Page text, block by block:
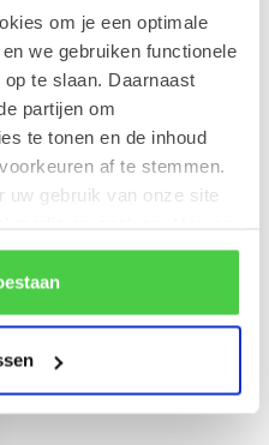
om je een optimale
we gebruiken functionele
te slaan. Daarnaast
partijen om
te tonen en de inhoud
af te stemmen.
uw gebruik van onze site
cookies blokkeert, het
kan verstoren.